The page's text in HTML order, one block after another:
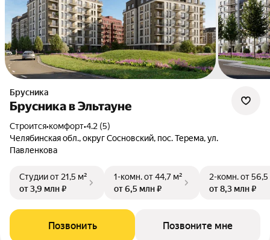
Брусника
Брусника в Эльтауне
Строится•комфорт•4.2 (5)
Челябинская обл., округ Сосновский, пос. Терема, ул.
Павленкова
Студииот 21,5 м²
от 3,9 млн ₽
1-комн.от 44,7 м²
от 6,5 млн ₽
2-комн.от 56,5
от 8,3 млн ₽
Позвонить Позвоните мне